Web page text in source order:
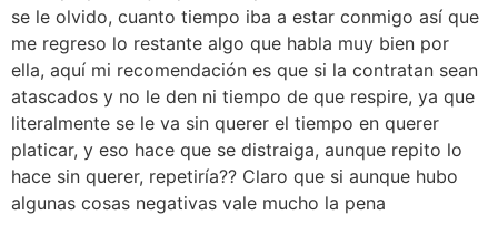
se le olvido, cuanto tiempo iba a estar conmigo así que
me regreso lo restante algo que habla muy bien por
ella, aquí mi recomendación es que si la contratan sean
atascados y no le den ni tiempo de que respire, ya que
literalmente se le va sin querer el tiempo en querer
platicar, y eso hace que se distraiga, aunque repito lo
hace sin querer, repetiría?? Claro que si aunque hubo
algunas cosas negativas vale mucho la pena